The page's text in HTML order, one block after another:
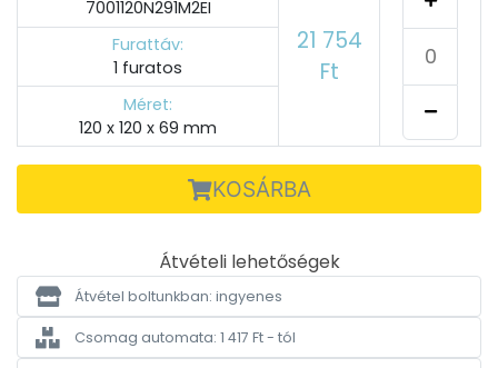
7001120N291M2EI
21 754
Ft
Furattáv:
1 furatos
Méret:
120 x 120 x 69 mm
KOSÁRBA
Átvételi lehetőségek
Átvétel boltunkban: ingyenes
Csomag automata: 1 417 Ft - tól